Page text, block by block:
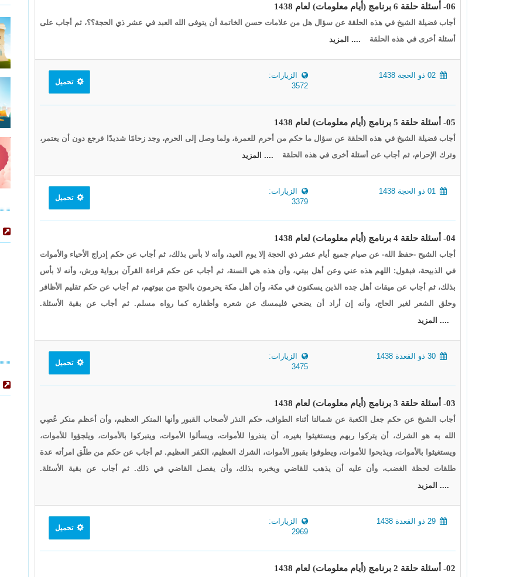
06- أسئلة حلقة 6 برنامج (أيام معلومات) لعام 1438
أجاب فضيلة الشيخ في هذه الحلقة عن سؤال هل من علامات حسن الخاتمة أن يتوفى الله العبد في عشر ذي الحجة؟؟، ثم أجاب على
أسئلة أخرى في هذه الحلقة
.... المزيد
الزيارات:
3572
تحميل
05- أسئلة حلقة 5 برنامج (أيام معلومات) لعام 1438
أجاب فضيلة الشيخ في هذه الحلقة عن سؤال ما حكم من أحرم للعمرة، ولما وصل إلى الحرم، وجد زحامًا شديدًا فرجع دون أن يعتمر،
وترك الإحرام، ثم أجاب عن أسئلة أخرى في هذه الحلقة
.... المزيد
الزيارات:
3379
تحميل
04- أسئلة حلقة 4 برنامج (أيام معلومات) لعام 1438
أجاب الشيح -حفظ الله- عن صيام جميع أيام عشر ذي الحجة إلا يوم العيد، وأنه لا بأس بذلك، ثم أجاب عن حكم إدراج الأحياء والأموات
في الذبيحة، فبقول: اللهم هذه عني وعن أهل بيتي، وأن هذه هي السنة، ثم أجاب عن حكم قراءة القرآن برواية ورش، وأنه لا بأس
بذلك، ثم أجاب عن ميقات أهل جده الذين يسكنون في مكة، وأن أهل مكة يحرمون بالحج من بيوتهم، ثم أجاب عن حكم تقليم الأظافر
وحلق الشعر لغير الحاج، وأنه إن أراد أن يضحي فليمسك عن شعره وأظفاره كما رواه مسلم. ثم أجاب عن بقية الأسئلة.
.... المزيد
الزيارات:
3475
تحميل
03- أسئلة حلقة 3 برنامج (أيام معلومات) لعام 1438
أجاب الشيخ عن حكم جعل الكعبة عن شمالنا أثناء الطواف، حكم النذر لأصحاب القبور وأنها المنكر العظيم، وأن أعظم منكر عُصِي
الله به هو الشرك، أن يتركوا ربهم ويستغيثوا بغيره، أن ينذروا للأموات، ويسألوا الأموات، ويتبركوا بالأموات، ويلجؤوا للأموات،
ويستغيثوا بالأموات، ويذبحوا للأموات، ويطوفوا بقبور الأموات، الشرك العظيم، الكفر العظيم. ثم أجاب عن حكم من طلّق امرأته عدة
طلقات لحظة الغضب، وأن عليه أن يذهب للقاضي ويخبره بذلك، وأن يفصل القاضي في ذلك. ثم أجاب عن بقية الأسئلة.
.... المزيد
الزيارات:
2969
تحميل
02- أسئلة حلقة 2 برنامج (أيام معلومات) لعام 1438